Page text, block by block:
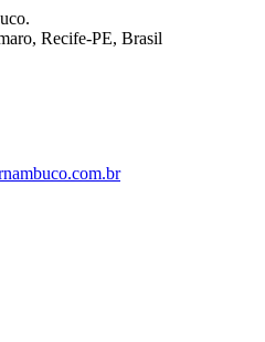
Recife-PE, Brasil
.com.br